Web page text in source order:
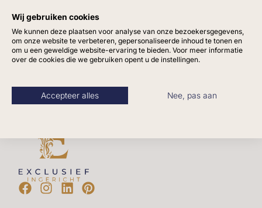
Dan kun je kijken bij de
vraag hier niet tussen? Stuur dan een berichtje via
WhatsApp, mail of via onscontactformulier.
Wij gebruiken cookies
We kunnen deze plaatsen voor analyse van onze bezoekersgegevens,
om onze website te verbeteren, gepersonaliseerde inhoud te tonen en
om u een geweldige website-ervaring te bieden. Voor meer informatie
over de cookies die we gebruiken opent u de instellingen.
Accepteer alles Nee, pas aan